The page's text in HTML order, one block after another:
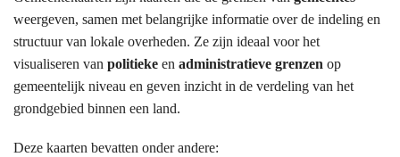
weergeven, samen met belangrijke informatie over de indeling en
structuur van lokale overheden. Ze zijn ideaal voor het
visualiseren van politieke en administratieve grenzen op
gemeentelijk niveau en geven inzicht in de verdeling van het
grondgebied binnen een land.
Deze kaarten bevatten onder andere: